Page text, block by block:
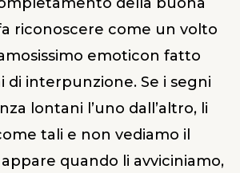
riconoscere come un volto
emoticon fatto
di interpunzione. Se i segni
lontani l’uno dall’altro, li
tali e non vediamo il
quando li avviciniamo,